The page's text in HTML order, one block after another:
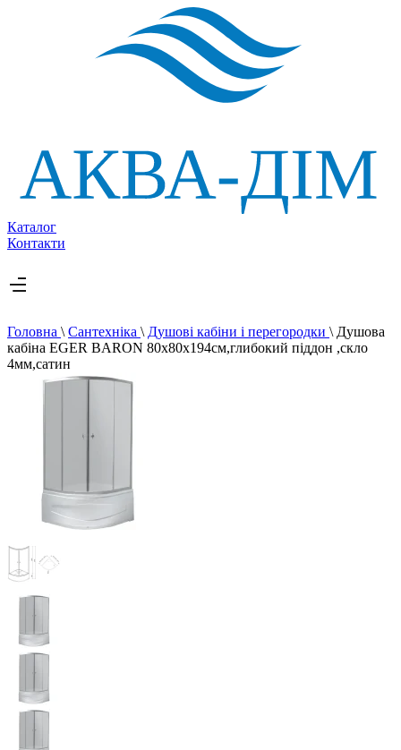
Каталог
Контакти
Головна \ Сантехніка \ Душові кабіни і перегородки \ Душова
кабіна EGER BARON 80х80х194см,глибокий піддон ,скло
4мм,сатин